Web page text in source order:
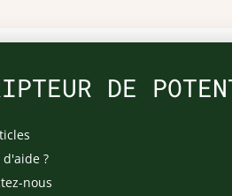
DE
d'aide ?
nous